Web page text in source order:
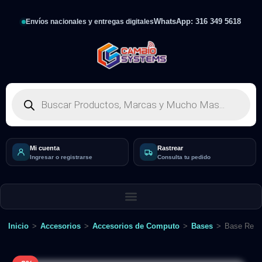
Envíos nacionales y entregas digitalesWhatsApp: 316 349 5618
Mi cuenta
Ingresar o registrarse
Rastrear
Consulta tu pedido
Inicio > Accesorios > Accesorios de Computo > Bases > Base